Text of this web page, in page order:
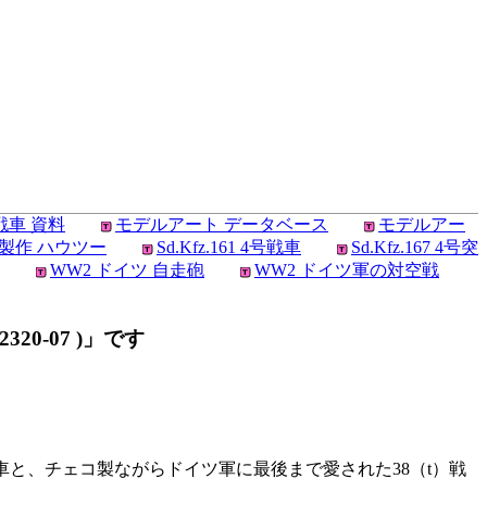
車 資料 モデルアート データベース
モデルアー
作 ハウツー Sd.Kfz.161 4号戦車
Sd.Kfz.167 4号突
WW2 ドイツ 自走砲
WW2 ドイツ軍の対空戦
07 )」です
、チェコ製ながらドイツ軍に最後まで愛された38（t）戦